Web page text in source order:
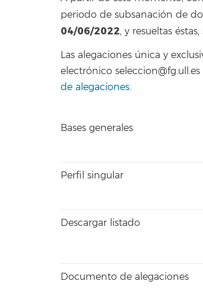
periodo de subsanación de
04/06/2022, y resueltas
Las alegaciones única y
electrónico
de alegaciones.
Bases generales
Perfil singular
Descargar listado
Documento de alegaciones